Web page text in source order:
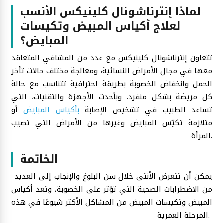
لماذا إنترناشونال كلينيكس الأنسب
لعلاج أكياس المبيض وتكيسات
المبايض؟
تتعاون إنترناشونال كلينيكس مع عدد من المشافي المتعاقد
معها في مجال الأمراض النسائية، ومعالجة مختلف حالات تأخر
الحمل وانخفاض الخصوبة بطريقة احترافية تتناسب مع حالة
كل مريضة بشكل منفرد. وبأحدث الأجهزة والتقنيات، التي
تساعد الطبيب في تشخيص الإصابة بأكياس المبايضأو
متلازمة تكيّس المبايض وغيرها من الأمراض التي تصيب
المرأة.
من الاضطرابات الصحية التي تؤثر على الخصوبة، وتعد أكياس
المبيض وتكيسات المبيض من المشاكل الأكثر شيوعًا في هذه
المرحلة العمرية.